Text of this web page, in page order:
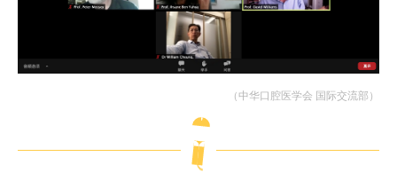
（中华口腔医学会 国际交流部）